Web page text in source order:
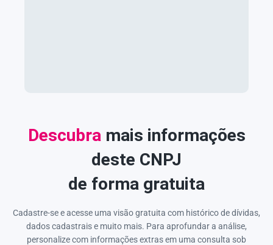
Descubra mais informações
deste CNPJ
de forma gratuita
Cadastre-se e acesse uma visão gratuita com histórico de dívidas,
dados cadastrais e muito mais. Para aprofundar a análise,
personalize com informações extras em uma consulta sob